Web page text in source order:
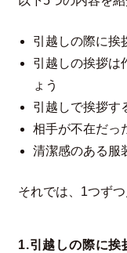
引越しの際に挨
引越しの挨拶は
ょう
引越しで挨拶す
相手が不在だっ
清潔感のある服
それでは、1つず
1.引越しの際に挨